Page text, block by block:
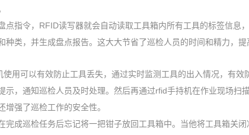
点指令，RFID读写器就会自动读取工具箱内所有工具的标签信息
种类，并生成盘点报告。这大大节省了巡检人员的时间和精力，提
用可以有效防止工具丢失，通过实时监测工具的出入情况，有
示，通知巡检人员及时处理。然后再通过rfid手持机在作业现场扫
强了巡检工作的安全性。
完成巡检任务后忘记将一把钳子放回工具箱中。当他将工具箱关